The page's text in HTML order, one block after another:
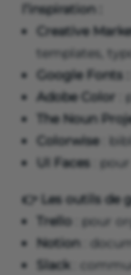
l’inspiration :
Creative
templates,
Google Fonts :
Adobe Color :
The Noun
Colorwise:
UI Faces :
👉 Les outils de
Trello : pour
Notion :
Slack :